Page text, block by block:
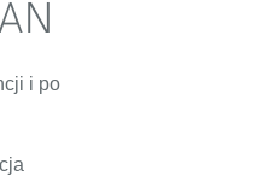
i po